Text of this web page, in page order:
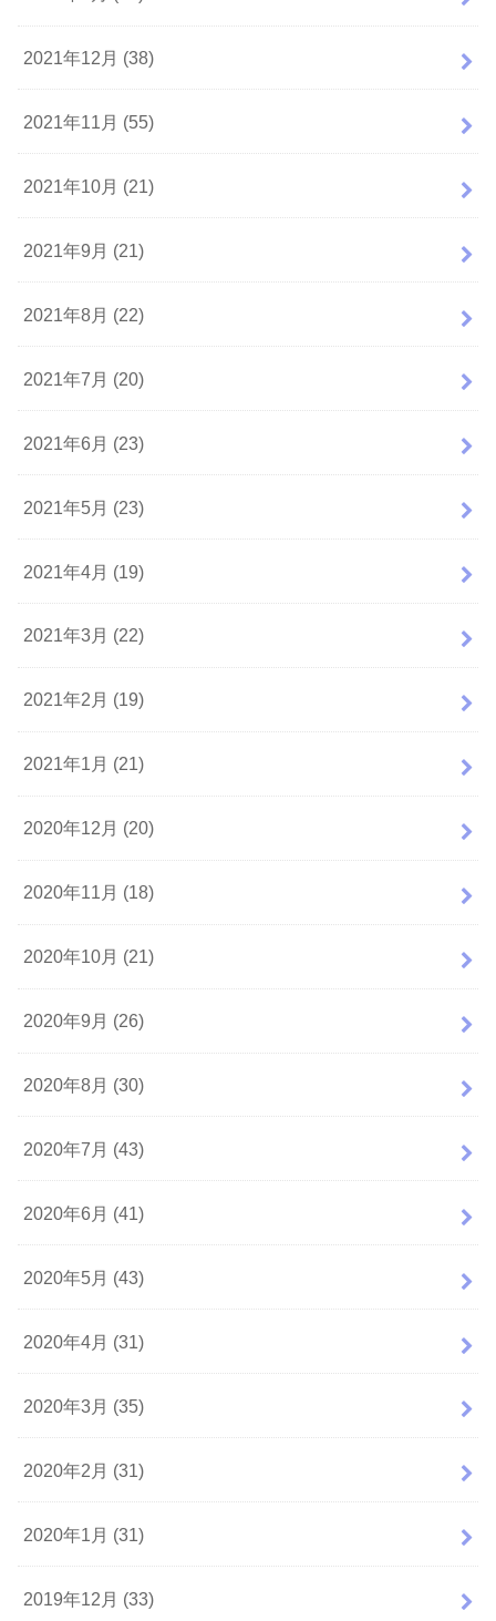
2021年12月 (38)
2021年11月 (55)
2021年10月 (21)
2021年9月 (21)
2021年8月 (22)
2021年7月 (20)
2021年6月 (23)
2021年5月 (23)
2021年4月 (19)
2021年3月 (22)
2021年2月 (19)
2021年1月 (21)
2020年12月 (20)
2020年11月 (18)
2020年10月 (21)
2020年9月 (26)
2020年8月 (30)
2020年7月 (43)
2020年6月 (41)
2020年5月 (43)
2020年4月 (31)
2020年3月 (35)
2020年2月 (31)
2020年1月 (31)
2019年12月 (33)